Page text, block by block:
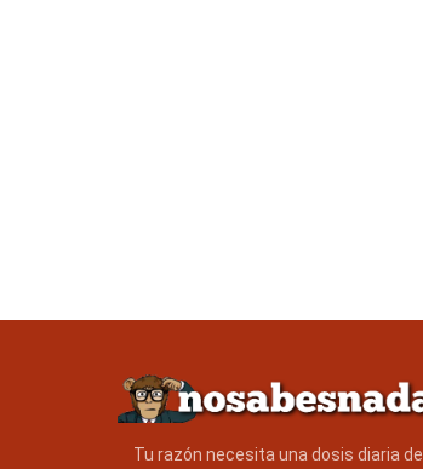
Tu razón necesita una dosis diaria de